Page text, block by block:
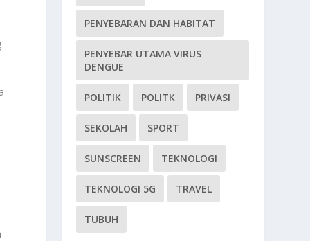
PENYEBARAN DAN HABITAT
PENYEBAR UTAMA VIRUS
DENGUE
POLITIK POLITK PRIVASI
SEKOLAH SPORT
SUNSCREEN TEKNOLOGI
TEKNOLOGI 5G TRAVEL
TUBUH